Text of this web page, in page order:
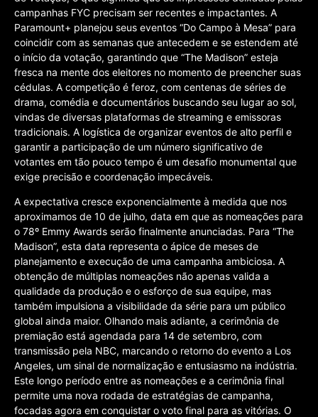
campanhas FYC precisam ser recentes e impactantes. A
Paramount+ planejou seus eventos “Do Campo à Mesa” para
coincidir com as semanas que antecedem e se estendem até
o início da votação, garantindo que “The Madison” esteja
fresca na mente dos eleitores no momento de preencher suas
cédulas. A competição é feroz, com centenas de séries de
drama, comédia e documentários buscando seu lugar ao sol,
vindas de diversas plataformas de streaming e emissoras
tradicionais. A logística de organizar eventos de alto perfil e
garantir a participação de um número significativo de
votantes em tão pouco tempo é um desafio monumental que
exige precisão e coordenação impecáveis.
A expectativa cresce exponencialmente à medida que nos
aproximamos de 10 de julho, data em que as nomeações para
o 78º Emmy Awards serão finalmente anunciadas. Para “The
Madison”, esta data representa o ápice de meses de
planejamento e execução de uma campanha ambiciosa. A
obtenção de múltiplas nomeações não apenas valida a
qualidade da produção e o esforço de sua equipe, mas
também impulsiona a visibilidade da série para um público
global ainda maior. Olhando mais adiante, a cerimônia de
premiação está agendada para 14 de setembro, com
transmissão pela NBC, marcando o retorno do evento a Los
Angeles, um sinal de normalização e entusiasmo na indústria.
Este longo período entre as nomeações e a cerimônia final
permite uma nova rodada de estratégias de campanha,
focadas agora em conquistar o voto final para as vitórias. O